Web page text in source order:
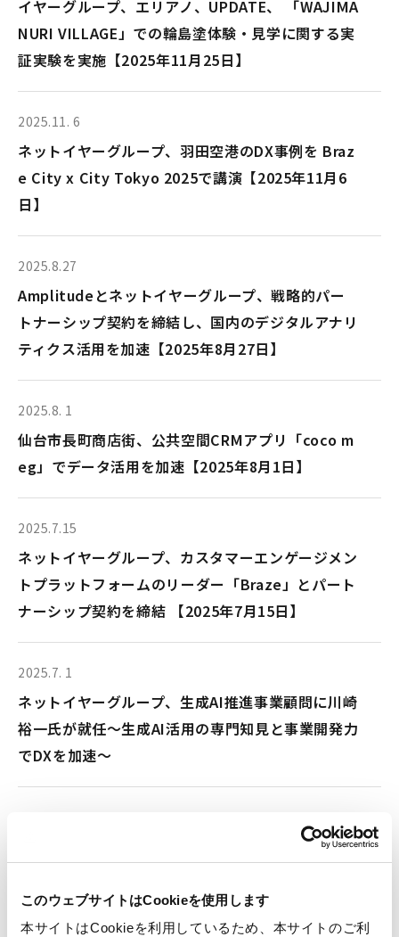
このウェブサイトはCookieを使用します
本サイトはCookieを利用しているため、本サイトのご利
イヤーグループ、エリアノ、UPDATE、 「WAJIMA
NURI VILLAGE」での輪島塗体験・見学に関する実
証実験を実施【2025年11月25日】
2025.11. 6
ネットイヤーグループ、羽田空港のDX事例を Braz
e City x City Tokyo 2025で講演【2025年11月6
日】
2025.8.27
Amplitudeとネットイヤーグループ、戦略的パー
トナーシップ契約を締結し、国内のデジタルアナリ
ティクス活用を加速【2025年8月27日】
2025.8. 1
仙台市長町商店街、公共空間CRMアプリ「coco m
eg」でデータ活用を加速【2025年8月1日】
2025.7.15
ネットイヤーグループ、カスタマーエンゲージメン
トプラットフォームのリーダー「Braze」とパート
ナーシップ契約を締結 【2025年7月15日】
2025.7. 1
ネットイヤーグループ、生成AI推進事業顧問に川崎
裕一氏が就任～生成AI活用の専門知見と事業開発力
でDXを加速～
ネットイヤーグループ、新中期経営計画「GenAI V